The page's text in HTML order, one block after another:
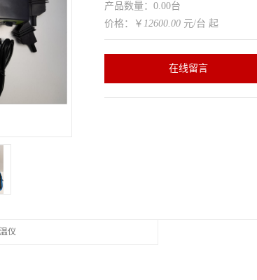
产品数量：0.00台
价格：￥ 12600.00 元/台 起
在线留言
仪